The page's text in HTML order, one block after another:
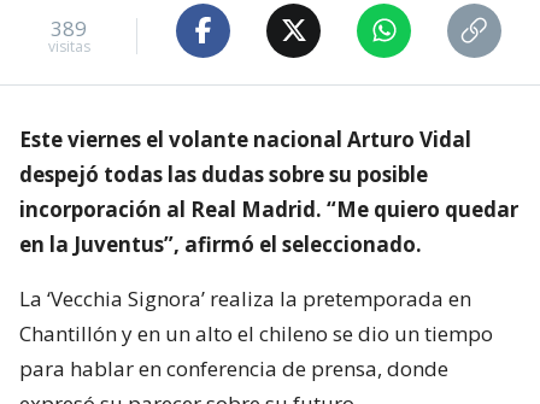
389
visitas
Este viernes el volante nacional Arturo Vidal
despejó todas las dudas sobre su posible
incorporación al Real Madrid. “Me quiero quedar
en la Juventus”, afirmó el seleccionado.
La ‘Vecchia Signora’ realiza la pretemporada en
Chantillón y en un alto el chileno se dio un tiempo
para hablar en conferencia de prensa, donde